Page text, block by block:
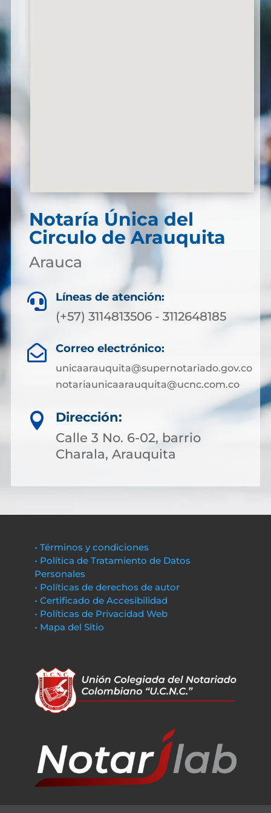
Notaría Única del
Circulo de Arauquita
Arauca
 Líneas de atención:
(+57) 3114813506 - 3112648185
 Correo electrónico:
unicaarauquita@supernotariado.gov.co
notariaunicaarauquita@ucnc.com.co

Dirección:
Calle 3 No. 6-02, barrio
Charala, Arauquita
• Términos y condiciones
• Política de Tratamiento de Datos
Personales
• Políticas de derechos de autor
• Certificado de Accesibilidad
• Políticas de Privacidad Web
• Mapa del Sitio